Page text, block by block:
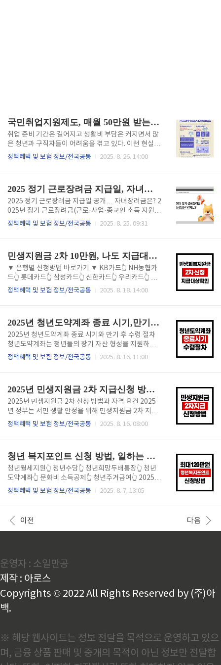
국민취업지원제도, 매월 50만원 받는 법과 신청자격
취업 준비 기간은 길어지고 생활비 부담은 커지면서 많
은 청년과 구직자들이 어려움을 겪고 있다. 이런 현실
속에서 정부가 마련한 대표적인 지원 제도가 바로 국민
원제도 바로가기👆️ 청년특례 신청조건 확인하기👆️ 정부
지원금 더보기👆️ 국민취업지원제도란 무엇인가?국민취
업지원제도는 고용보험 혜택을 받기 어려운 취업 취약
계층을 대상으로 월 50만원씩 최대 6개월간, 총 300만
원의 구직촉진수당과 맞춤형 취업 지원 서비스를 제공
있다. 단순한 지..
정책혜택 및 보험 정보/전국공통 2025. 8. 26. 14:00
2025 정기 근로장려금 지급일, 자녀장려금 준비방법
2025 정기 근로장려금 지급일 공개… 자녀장려금은? 2
025년 정기 근로장려금(근로·사업·종교인 소득 지원)
과 자녀장려금(양육 부담 완화)에 대한 관심이 높다. 올
지를 기준으로 최종 확인해야 한다. 본 글은 2025년 기
준 구조와 절차를 한눈에 정리해 지급 전 준비를 돕고자
한다. 근로장려금 지급 일정: 언제 받는가 정기 근로장
려금과 자녀장려금은 통상 5월 정기 신청 → 6~8월 심
사 → 9월 초 지급 순서로 진행된다. 신청 기간에 접수했
정책혜택 및 보험 정보/전국공통 2025. 8. 25. 09:31
민생지원금 2차 10만원, 나도 지급대상에 포함이 될까?(은행별 신청, 소득 기준 정리)
▼ 은행별 신청방법 바로가기 ▼ KB카드👆️ NH농협카
드👆️ 롯데카드👆️ 삼성카드👆️ 신한카드👆️ 우리카드👆️ 하
나카드👆️ 현대카드👆️ BC카드👆️ 오프라인👆️ 민생지원금
지급 대상과 소득 기준이 중요한 핵심 요소다. 지원 자
격을 정확히 파악해야 신청 가능 여부를 확인할 수 있
다. 민생지원금 은행별 신청하기 민생지원금 2차 10만
원 지급 개요 이번 2차 민생지원금은 물가 상승과 경기
침체로 인한 서민 부담을 완화하기 위해 마련되었다. 지
정책혜택 및 보험 정보/전국공통 2025. 8. 18. 14:00
2025년 청년도약계좌 종료 시기,만기 후 수령 절차(청년미래적금 개편)
2025년 청년도약계좌 종료 시기와 만기 후 수령 절차
청년도약계좌는 청년들의 장기 자산 형성을 지원하는
대표적인 정부 지원 금융상품이다. 가입 기간이 끝나면
청년도약계좌 종료 바로가기 청년미래적금 신청 바로
가기 청년도약계좌 종료 시기와 조건 청년도약계좌는
일반적으로 5년 만기 구조로 설계되어 있으며, 가입일
로부터 60개월이 지나면 자동 종료된다. 만기까지 유지
하면 정부 지원금 전액과 약정 이율에 따른 이자를 받을
차와 수령 ..
정책혜택 및 보험 정보/전국공통 2025. 8. 16. 11:00
2025년 민생지원금 2차 지급신청 방법(대상,금액,지급방식)
2025년 민생지원금 2차 신청 방법과 자격 요건 2025
년 정부는 서민 생활 안정을 위해 민생지원금 2차 지급
을 공식 발표했다. 이번 지원은 경제적 어려움을 겪는
것으로 기대된다. 민생지원금 2차신청 바로가기 민생지
원금 2차 지급 대상과 자격 요건 민생지원금 2차는 중
위소득 150% 이하 가구를 주요 대상으로 하며, 소득과
재산 기준을 충족해야 한다. 신청자는 가구원 수에 따른
소득 기준표를 확인해야 하며, 금융자산·부동산 등 재
위계층, 긴급복지지원 대상자는 우선 지원을 받을 수 있
다...
정책혜택 및 보험 정보/전국공통 2025. 8. 16. 08:00
청년 복지포인트 신청 방법, 일하는 청년이라면 최대 120만원 지급
청년월세지원👆️ 청년수당👆️ 청년희망두배통장👆️ 청년
도약계좌👆️ 문화비 소득공제👆️ 청년주거급여👆️ 2025
청년 복지포인트 신청 방법 및 자격 요건｜청년 필수 혜
운영되는 이 제도는 재직 중인 청년 근로자에게 복지포
인트를 지급하여 자기계발, 문화생활, 건강관리 등에 사
년 복지포인트란? 청년 복지포인트는 경기도 청년 노동
자 복지포인트 지원사업의 일환으로, 도내 중소기업 또
는 소상공인 사업장에 재직 중인 청년에게 연 12..
정책혜택 및 보험 정보/전국공통 2025. 8. 7. 13:05
이전 다음
운영자 : 소일만공
제작 : 아로스
Copyrights © 2022 All Rights Reserved by (주)아
백.
※ 해당 웹사이트는 정보 전달을 목적으로 운영하고 있으
며, 금융 상품 판매 및 중개의 목적이 아닌 정보만 전달합